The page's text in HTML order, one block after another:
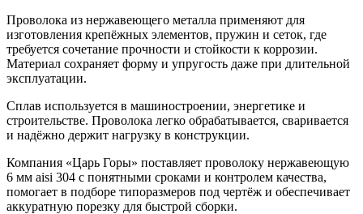
Проволока из нержавеющего металла применяют для
изготовления крепёжных элементов, пружин и сеток, где
требуется сочетание прочности и стойкости к коррозии.
Материал сохраняет форму и упругость даже при длительной
эксплуатации.
Сплав используется в машиностроении, энергетике и
строительстве. Проволока легко обрабатывается, сваривается
и надёжно держит нагрузку в конструкции.
Компания «Царь Горы» поставляет проволоку нержавеющую
6 мм aisi 304 с понятными сроками и контролем качества,
помогает в подборе типоразмеров под чертёж и обеспечивает
аккуратную порезку для быстрой сборки.